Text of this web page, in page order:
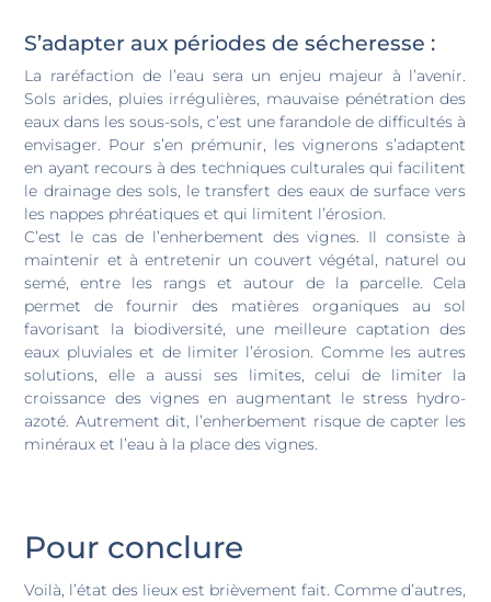
S’adapter aux périodes de sécheresse :
La raréfaction de l’eau sera un enjeu majeur à l’avenir.
Sols arides, pluies irrégulières, mauvaise pénétration des
eaux dans les sous-sols, c’est une farandole de difficultés à
envisager. Pour s’en prémunir, les vignerons s’adaptent
en ayant recours à des techniques culturales qui facilitent
le drainage des sols, le transfert des eaux de surface vers
les nappes phréatiques et qui limitent l’érosion.
C’est le cas de l’enherbement des vignes. Il consiste à
maintenir et à entretenir un couvert végétal, naturel ou
semé, entre les rangs et autour de la parcelle. Cela
permet de fournir des matières organiques au sol
favorisant la biodiversité, une meilleure captation des
eaux pluviales et de limiter l’érosion. Comme les autres
solutions, elle a aussi ses limites, celui de limiter la
croissance des vignes en augmentant le stress hydro-
azoté. Autrement dit, l’enherbement risque de capter les
minéraux et l’eau à la place des vignes.
Pour conclure
Voilà, l’état des lieux est brièvement fait. Comme d’autres,